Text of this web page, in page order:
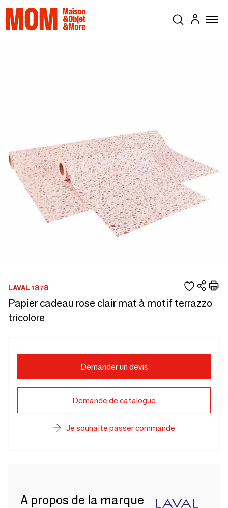
LAVAL 1878
Papier cadeau rose clair mat à motif terrazzo
tricolore
Demander un devis
Demande de catalogue
Je souhaite passer commande
A propos de la marque